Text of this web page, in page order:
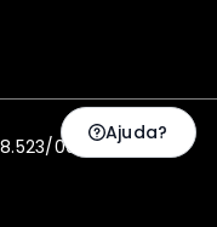
0001-43
Ajuda?